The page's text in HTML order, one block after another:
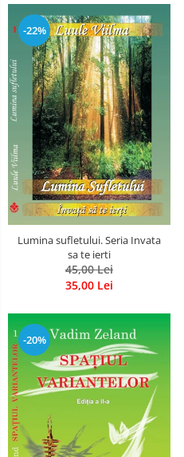
-22%
Lumina sufletului. Seria Invata
sa te ierti
45,00 Lei
35,00 Lei
-20%